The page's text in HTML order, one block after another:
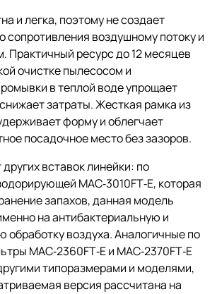
и легка, поэтому не создает
сопротивления воздушному потоку и
Практичный ресурс до 12 месяцев
очистке пылесосом и
в теплой воде упрощает
затраты. Жесткая рамка из
форму и облегчает
посадочное место без зазоров.
вставок линейки: по
MAC‑3010FT‑E, которая
запахов, данная модель
на антибактериальную и
обработку воздуха. Аналогичные по
MAC‑2360FT‑E и MAC‑2370FT‑E
типоразмерами и моделями,
версия рассчитана на